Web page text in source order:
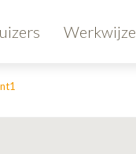
Werkwijze